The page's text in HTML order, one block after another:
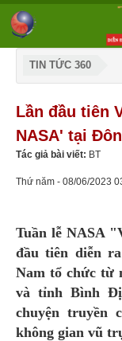
TIN TỨC 360
Lần đầu tiên
NASA' tại
Tác giả bài viết: BT
Thứ năm - 08/06/2023
Tuần lễ NASA
đầu tiên diễn
Nam tổ chức từ
và tỉnh Bình
chuyện truyền
không gian vũ